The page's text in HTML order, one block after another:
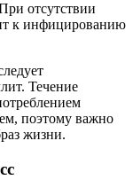
отсутствии
к инфицированию
Течение
поэтому важно
жизни.